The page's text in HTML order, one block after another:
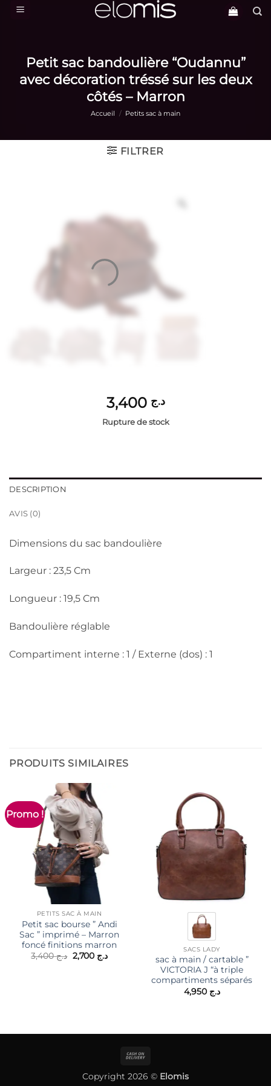
Passer
Petit sac bandoulière “Oudannu”
avec décoration tréssé sur les deux
côtés – Marron
Accueil / Petits sac à main
FILTRER
د.ج 3,400
Rupture de stock
DESCRIPTION
AVIS (0)
Dimensions du sac bandoulière
Largeur : 23,5 Cm
Longueur : 19,5 Cm
Bandoulière réglable
Compartiment interne : 1 / Externe (dos) : 1
PRODUITS SIMILAIRES
Promo !
PETITS SAC À MAIN
Petit sac bourse ” Andi
Sac ” imprimé – Marron
foncé finitions marron
د.ج3,400
Le
prix
د.ج 2,700
Le
SACS LADY
sac à main / cartable ”
VICTORIA J “à triple
compartiments séparés
د.ج 4,950
Delivery
Copyright 2026 © Elomis